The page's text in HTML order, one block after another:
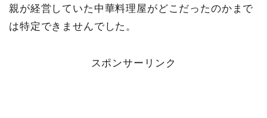
親が経営していた中華料理屋がどこだったのかまで
は特定できませんでした。
スポンサーリンク